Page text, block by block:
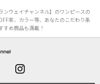
ンウェイチャンネル】のワンピースの
率、カラー等、あなたのこだわり条
すめ商品も満載！